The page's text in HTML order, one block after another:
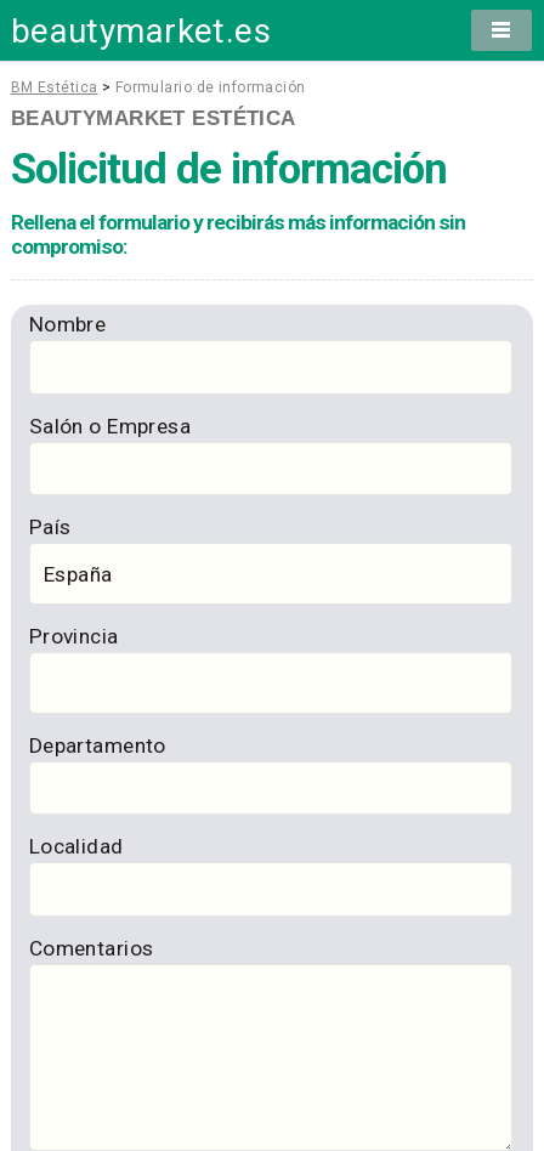
beautymarket.es
BM Estética > Formulario de información
BEAUTYMARKET ESTÉTICA
Solicitud de información
Rellena el formulario y recibirás más información sin
compromiso:
Nombre
Salón o Empresa
País
Provincia
Departamento
Localidad
Comentarios